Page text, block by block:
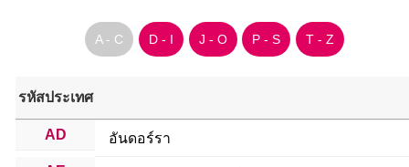
A - C D - I J - O P - S T - Z
รหัสประเทศ
AD อันดอร์รา